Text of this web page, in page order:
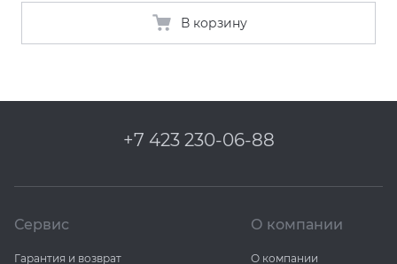
В корзину
+7 423 230-06-88
Сервис
Гарантия и возврат
О компании
О компании